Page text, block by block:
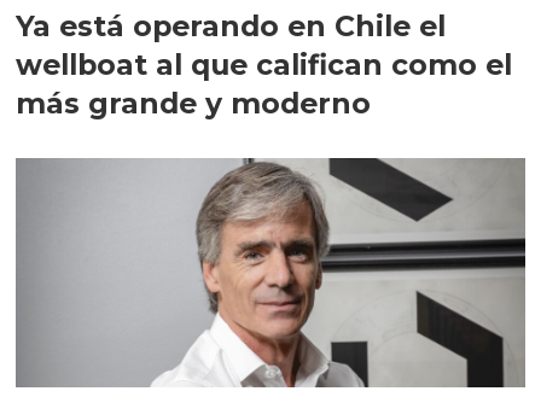
Ya está operando en Chile el
wellboat al que califican como el
más grande y moderno